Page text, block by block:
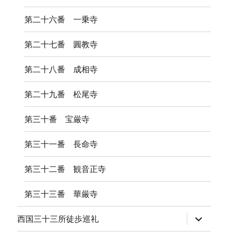
第二十六番 一乗寺
第二十七番 圓教寺
第二十八番 成相寺
第二十九番 松尾寺
第三十番 宝厳寺
第三十一番 長命寺
第三十二番 観音正寺
第三十三番 華厳寺
西国三十三所徒歩巡礼
ブ